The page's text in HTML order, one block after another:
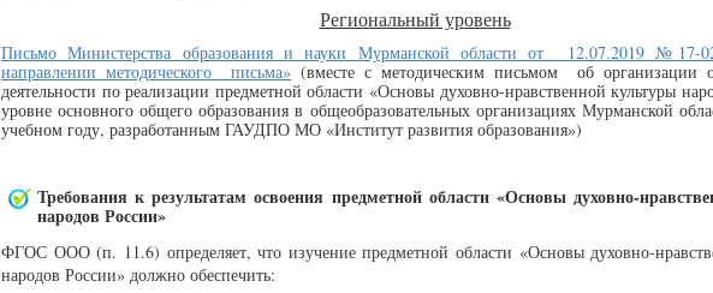
Региональный уровень
Письмо Министерства образования и науки Мурманской области от 12.07.2019
направлении методического письма» (вместе с методическим письмом об организации
деятельности по реализации предметной области «Основы духовно-нравственной культуры
уровне основного общего образования в общеобразовательных организациях Мурманской
учебном году, разработанным ГАУДПО МО «Институт развития образования»)
Требования к результатам освоения предметной области «Основы духовно-
народов России»
ФГОС ООО (п. 11.6) определяет, что изучение предметной области «Основы духовно-
народов России» должно обеспечить: